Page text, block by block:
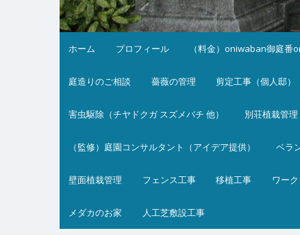
ホーム プロフィール （料金）oniwaban御庭番
庭造りのご相談 薔薇の管理 剪定工事（個人邸）
害虫駆除（チヤドクガ スズメバチ 他） 別荘植栽管理
（監修）庭園コンサルタント（アイデア提供） ベラ
壁面植栽管理 フェンス工事 移植工事 ワー
メダカのお家 人工芝敷設工事